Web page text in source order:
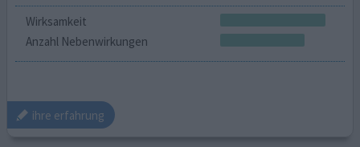
Wirksamkeit
Anzahl Nebenwirkungen
ihre erfahrung